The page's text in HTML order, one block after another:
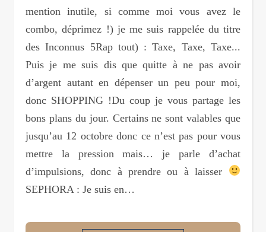
mention inutile, si comme moi vous avez le
combo, déprimez !) je me suis rappelée du titre
des Inconnus 5Rap tout) : Taxe, Taxe, Taxe...
Puis je me suis dis que quitte à ne pas avoir
d’argent autant en dépenser un peu pour moi,
donc SHOPPING !Du coup je vous partage les
bons plans du jour. Certains ne sont valables que
jusqu’au 12 octobre donc ce n’est pas pour vous
mettre la pression mais… je parle d’achat
d’impulsions, donc à prendre ou à laisser
SEPHORA : Je suis en…